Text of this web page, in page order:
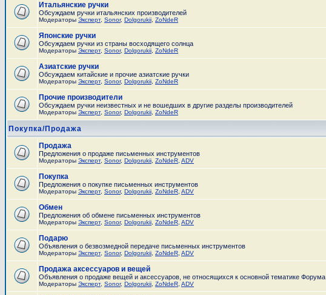
Итальянские ручки
Обсуждаем ручки итальянских производителей
Модераторы Эксперт, Sonor, Dolgorukii ZoNdeR
Японские ручки
Обсуждаем ручки из страны восходящего солнца
Модераторы Эксперт, Sonor, Dolgorukii ZoNdeR
Азиатские ручки
Обсуждаем китайские и прочие азиатские ручки
Модераторы Эксперт, Sonor, Dolgorukii ZoNdeR
Прочие производители
Обсуждаем ручки неизвестных и не вошедших в другие разделы производителей
Модераторы Эксперт, Sonor, Dolgorukii ZoNdeR
Покупка/Продажа
Продажа
Предложения о продаже письменных инструментов
Модераторы Эксперт, Sonor, Dolgorukii ZoNdeR ADV
Покупка
Предложения о покупке письменных инструментов
Модераторы Эксперт, Sonor, Dolgorukii ZoNdeR ADV
Обмен
Предложения об обмене письменных инструментов
Модераторы Эксперт, Sonor, Dolgorukii ZoNdeR ADV
Подарю
Объявления о безвозмедной передаче письменных инструментов
Модераторы Эксперт, Sonor, Dolgorukii ZoNdeR ADV
Продажа аксессуаров и вещей
Объявления о продаже вещей и аксессуаров, не относящихся к основной тематике Форума
Модераторы Эксперт, Sonor, Dolgorukii ZoNdeR ADV